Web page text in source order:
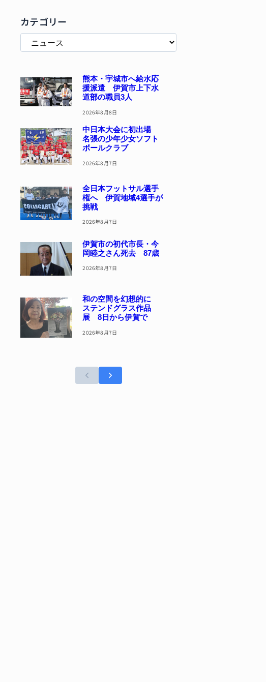
カテゴリー
熊本・宇城市へ給水応
援派遣 伊賀市上下水
道部の職員3人
2026年8月8日
中日本大会に初出場
名張の少年少女ソフト
ボールクラブ
2026年8月7日
全日本フットサル選手
権へ 伊賀地域4選手が
挑戦
2026年8月7日
伊賀市の初代市長・今
岡睦之さん死去 87歳
2026年8月7日
和の空間を幻想的に
ステンドグラス作品
展 8日から伊賀で
2026年8月7日